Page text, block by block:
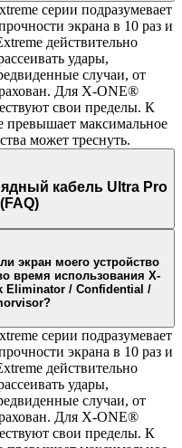
серии подразумевает
экрана в 10 раз и
действительно
удары,
случаи, от
Для X-ONE®
свои пределы. К
превышает максимальное
может треснуть.
кабель Ultra Pro
экран моего устройство
во время использования X-
Eliminator / Confidential /
серии подразумевает
экрана в 10 раз и
действительно
удары,
случаи, от
Для X-ONE®
свои пределы. К